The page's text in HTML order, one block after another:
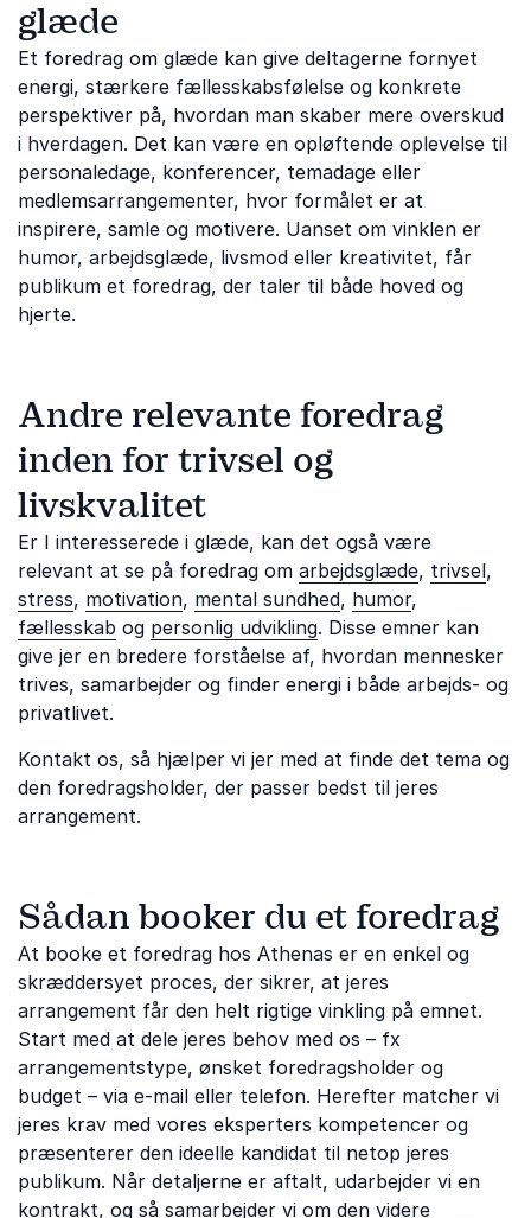
glæde
Et foredrag om glæde kan give deltagerne fornyet
energi, stærkere fællesskabsfølelse og konkrete
perspektiver på, hvordan man skaber mere overskud
i hverdagen. Det kan være en opløftende oplevelse til
personaledage, konferencer, temadage eller
medlemsarrangementer, hvor formålet er at
inspirere, samle og motivere. Uanset om vinklen er
humor, arbejdsglæde, livsmod eller kreativitet, får
publikum et foredrag, der taler til både hoved og
hjerte.
Andre relevante foredrag
inden for trivsel og
livskvalitet
Er I interesserede i glæde, kan det også være
relevant at se på foredrag om arbejdsglæde, trivsel,
stress, motivation, mental sundhed, humor,
fællesskab og personlig udvikling. Disse emner kan
give jer en bredere forståelse af, hvordan mennesker
trives, samarbejder og finder energi i både arbejds- og
privatlivet.
Kontakt os, så hjælper vi jer med at finde det tema og
den foredragsholder, der passer bedst til jeres
arrangement.
Sådan booker du et foredrag
At booke et foredrag hos Athenas er en enkel og
skræddersyet proces, der sikrer, at jeres
arrangement får den helt rigtige vinkling på emnet.
Start med at dele jeres behov med os – fx
arrangementstype, ønsket foredragsholder og
budget – via e-mail eller telefon. Herefter matcher vi
jeres krav med vores eksperters kompetencer og
præsenterer den ideelle kandidat til netop jeres
publikum. Når detaljerne er aftalt, udarbejder vi en
kontrakt, og så samarbejder vi om den videre